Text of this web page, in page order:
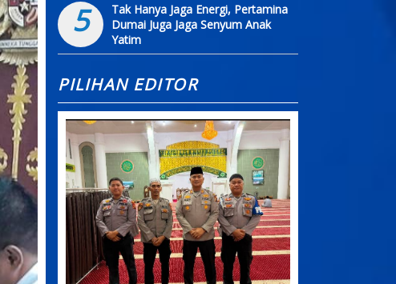
5
Tak Hanya Jaga Energi, Pertamina
Dumai Juga Jaga Senyum Anak
Yatim
PILIHAN EDITOR